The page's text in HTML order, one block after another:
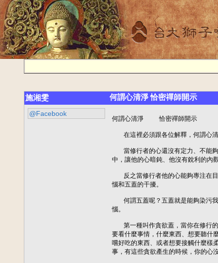
施湘雯 何謂心清淨 恰密禪師開示
@Facebook
何謂心清淨    恰密禪師開示
在這裡必須跟各位解釋，何謂心
當修行者的心還沒有定力、不能
中，讓他的心暗鈍、他沒有銳利的內
反之當修行者他的心能夠專注在
惱和五蓋的干擾。
何謂五蓋呢？五蓋就是能夠染污
惱。
第一種叫作貪欲蓋，當你在修行
要看什麼事情，什麼東西、想要聽什
嚐好吃的東西、或者想要接觸什麼樣
事，有這些貪欲產生的時候，你的心